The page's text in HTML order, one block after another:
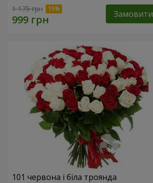
1 175 грн Замовити
101 червона і біла троянда